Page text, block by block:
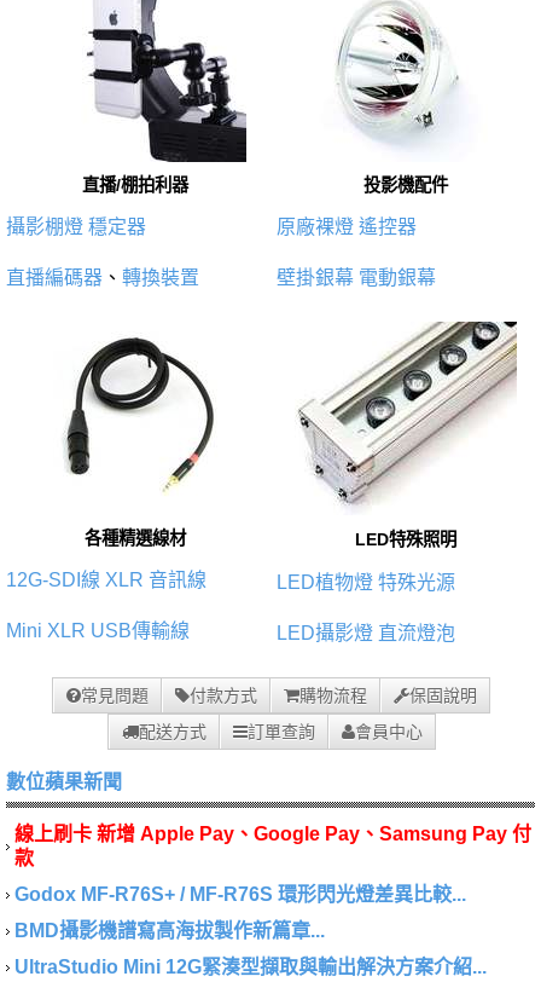
直播/棚拍利器
攝影棚燈 穩定器
直播編碼器 、 轉換裝置
投影機配件
原廠裸燈 遙控器
壁掛銀幕 電動銀幕
各種精選線材
12G-SDI線 XLR 音訊線
Mini XLR USB傳輸線
LED特殊照明
LED植物燈 特殊光源
LED攝影燈 直流燈泡
常見問題 付款方式 購物流程
保固說明
配送方式
訂單查詢 會員中心
數位蘋果新聞
線上刷卡 新增 Apple Pay、Google Pay、Samsung Pay 付
款
Godox MF-R76S+ / MF-R76S 環形閃光燈差異比較...
BMD攝影機譜寫高海拔製作新篇章...
UltraStudio Mini 12G緊湊型擷取與輸出解決方案介紹...